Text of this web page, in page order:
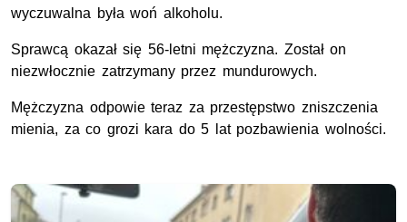
wyczuwalna była woń alkoholu.
Sprawcą okazał się 56-letni mężczyzna. Został on
niezwłocznie zatrzymany przez mundurowych.
Mężczyzna odpowie teraz za przestępstwo zniszczenia
mienia, za co grozi kara do 5 lat pozbawienia wolności.